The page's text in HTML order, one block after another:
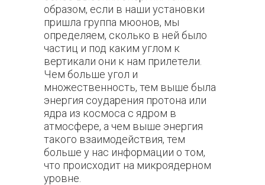
образом, если в наши установки
пришла группа мюонов, мы
определяем, сколько в ней было
частиц и под каким углом к
вертикали они к нам прилетели.
Чем больше угол и
множественность, тем выше была
энергия соударения протона или
ядра из космоса с ядром в
атмосфере, а чем выше энергия
такого взаимодействия, тем
больше у нас информации о том,
что происходит на микроядерном
уровне.